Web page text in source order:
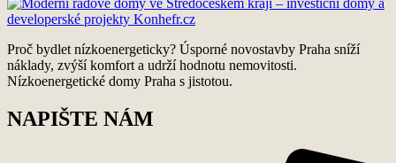
Proč bydlet nízkoenergeticky? Úsporné novostavby Praha sníží
náklady, zvýší komfort a udrží hodnotu nemovitosti.
Nízkoenergetické domy Praha s jistotou.
NAPIŠTE NÁM